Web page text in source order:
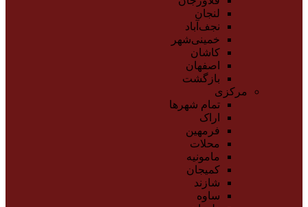
لنجان
نجف‌آباد
خمینی‌شهر
کاشان
اصفهان
بازگشت
مرکزی
تمام شهر‌ها
اراک
فرمهین
محلات
مامونیه
کمیجان
شازند
ساوه